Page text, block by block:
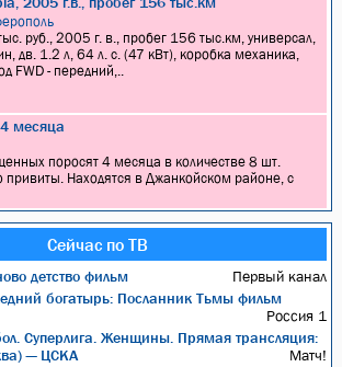
руб., 2005 г. в., пробег 156 тыс.км, универсал,
дв. 1.2 л, 64 л. с. (47 кВт), коробка механика,
FWD - передний,..
месяца
поросят 4 месяца в количестве 8 шт.
привиты. Находятся в Джанкойском районе, с
Сейчас по ТВ
детство фильм Первый канал
богатырь: Посланник Тьмы фильм
Россия 1
Суперлига. Женщины. Прямая трансляция:
— ЦСКА
Матч!